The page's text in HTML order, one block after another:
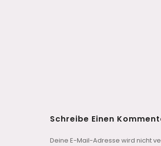
Schreibe Einen
Deine E-Mail-Adresse wird nicht